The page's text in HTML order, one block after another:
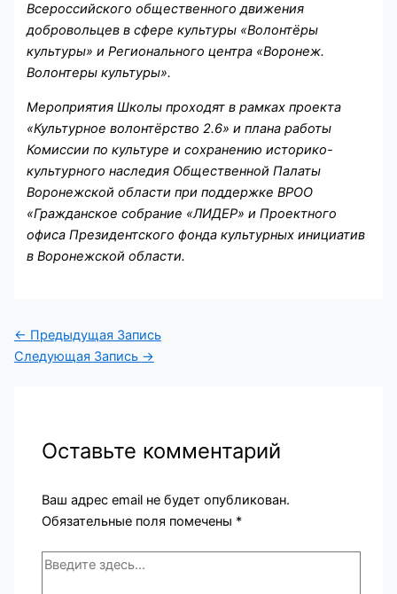
Всероссийского общественного движения
добровольцев в сфере культуры «Волонтёры
культуры» и Регионального центра «Воронеж.
Волонтеры культуры».
Мероприятия Школы проходят в рамках проекта
«Культурное волонтёрство 2.6» и плана работы
Комиссии по культуре и сохранению историко-
культурного наследия Общественной Палаты
Воронежской области при поддержке ВРОО
«Гражданское собрание «ЛИДЕР» и Проектного
офиса Президентского фонда культурных инициатив
в Воронежской области.
← Предыдущая Запись
Следующая Запись →
Оставьте комментарий
Ваш адрес email не будет опубликован.
Обязательные поля помечены *
Введите